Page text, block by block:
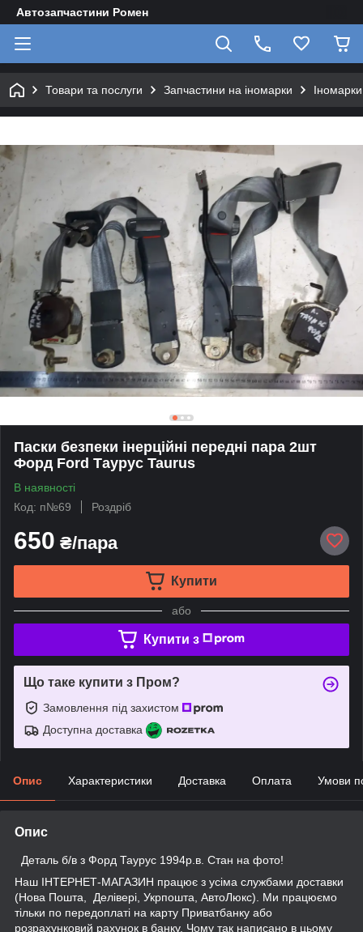
Автозапчастини Ромен
Товари та послуги Запчастини на іномарки
Паски безпеки інерційні передні пара 2шт
Форд Ford Таурус Taurus
В наявності
Код: п№69
Роздріб
650 ₴/пара
Купити
або
Купити з
Що таке купити з Пром?
Замовлення під захистом
Доступна доставка
Опис Характеристики Доставка Оплата Умови
Опис
Деталь б/в з Форд Таурус 1994р.в. Стан на фото!
Наш ІНТЕРНЕТ-МАГАЗИН працює з усіма службами доставки
(Нова Пошта, Делівері, Укрпошта, АвтоЛюкс). Ми працюємо
тільки по передоплаті на карту Приватбанку або
розрахунковий рахунок в банку. Чому так написано в цьому